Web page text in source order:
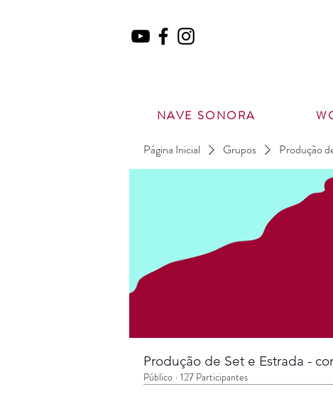
NAVE SONORA
Página Inicial Grupos Produção
Produção de Set e Estrada -
Público · 127 Participantes